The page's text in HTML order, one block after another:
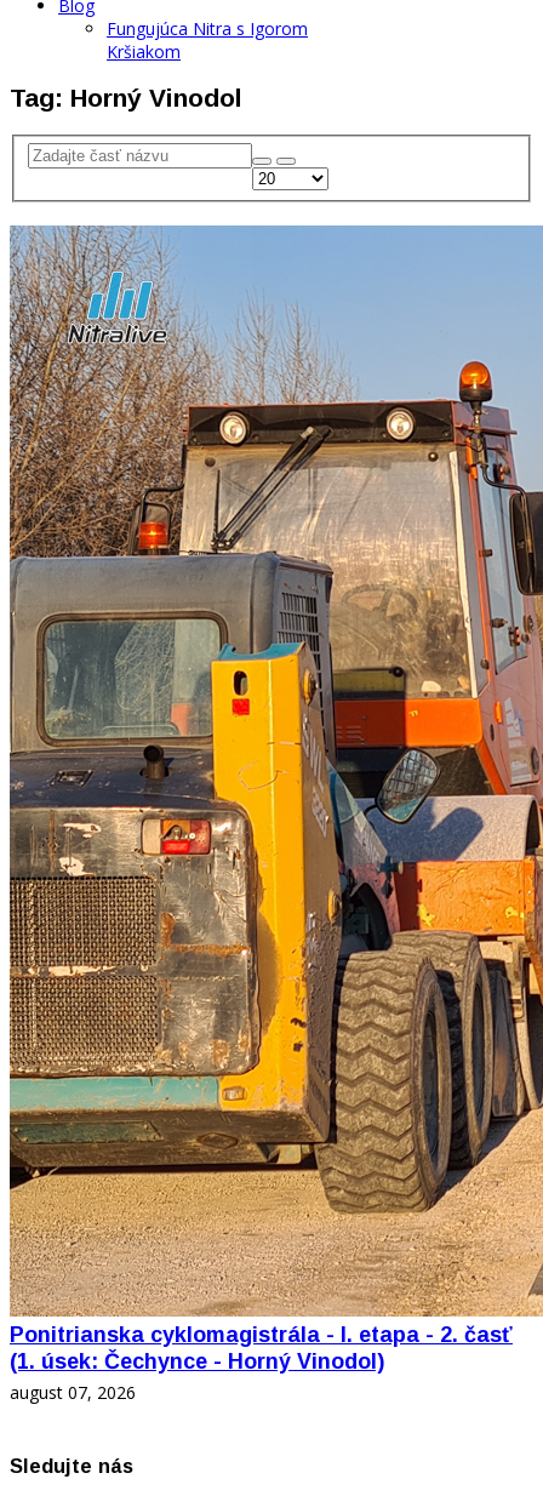
Blog
Fungujúca Nitra s Igorom
Kršiakom
Tag: Horný Vinodol
Ponitrianska cyklomagistrála - I. etapa - 2. časť
(1. úsek: Čechynce - Horný Vinodol)
august 07, 2026
Sledujte nás